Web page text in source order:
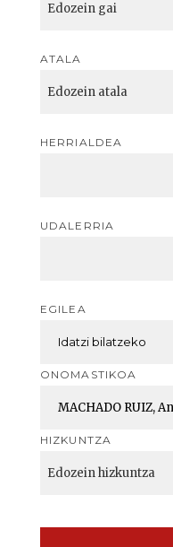
ATALA
HERRIALDEA
UDALERRIA
EGILEA
ONOMASTIKOA
HIZKUNTZA